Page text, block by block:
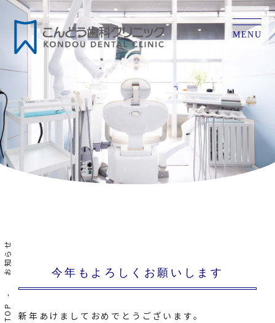
MENU
TOP
お知らせ 今年もよろしくお願いします
新年あけましておめでとうございます。